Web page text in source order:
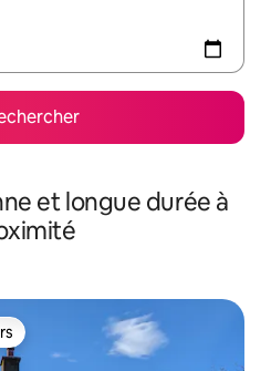
et longue durée à
plus appréciés